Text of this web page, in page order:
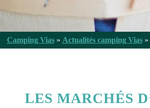
Camping Vias» Actualités camping Vias»
LES MARCHÉS